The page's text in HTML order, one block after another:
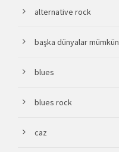
alternative rock
başka dünyalar mümkün
blues
blues rock
caz